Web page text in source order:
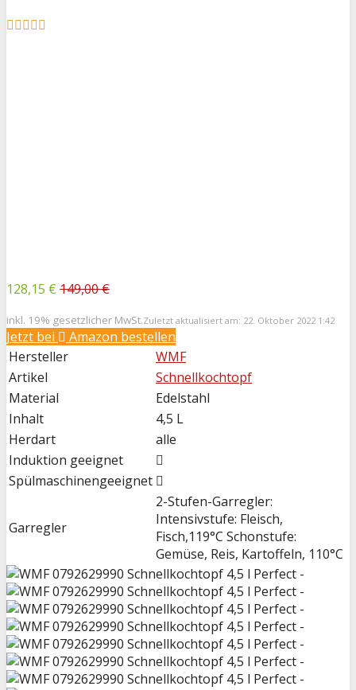
128,15 € 149,00 €
inkl. 19% gesetzlicher MwSt.Zuletzt aktualisiert am: 22. Oktober 2022 1:42
Jetzt bei
Amazon bestellen
Hersteller
WMF
Artikel
Schnellkochtopf
Material
Edelstahl
Inhalt
4,5 L
Herdart
alle
Induktion geeignet
Spülmaschinengeeignet
Garregler
2-Stufen-Garregler:
Intensivstufe: Fleisch,
Fisch,119°C Schonstufe:
Gemüse, Reis, Kartoffeln, 110°C